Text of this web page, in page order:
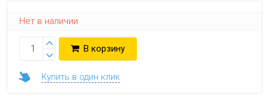
Нет в наличии
В корзину
Купить в один клик